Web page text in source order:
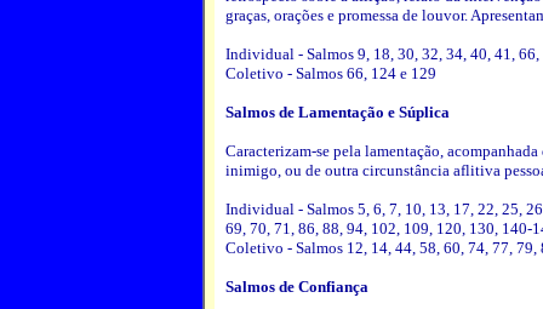
graças, orações e promessa de louvor.
Individual - Salmos 9, 18, 30, 32, 34, 40, 41,
Coletivo - Salmos 66, 124 e 129
Salmos de Lamentação e Súplica
Caracterizam-se pela lamentação,
inimigo, ou de outra circunstância aflitiva
Individual - Salmos 5, 6, 7, 10, 13, 17, 22, 25,
69, 70, 71, 86, 88, 94, 102, 109, 120, 130, 140-
Coletivo - Salmos 12, 14, 44, 58, 60, 74, 77,
Salmos de Confiança